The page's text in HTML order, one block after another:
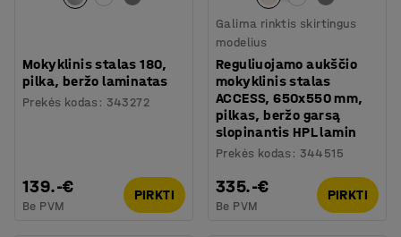
Mokyklinis stalas 180,
pilka, beržo laminatas
Prekės kodas : 343272
139.-€
Be PVM
PIRKTI
Galima rinktis skirtingus
modelius
Reguliuojamo aukščio
mokyklinis stalas
ACCESS, 650x550 mm,
pilkas, beržo garsą
slopinantis HPL lamin
Prekės kodas : 344515
335.-€
Be PVM
PIRKTI